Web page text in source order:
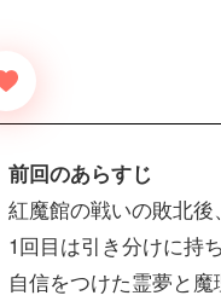
前回のあらすじ
紅魔館の戦いの敗北後
1回目は引き分けに持
自信をつけた霊夢と